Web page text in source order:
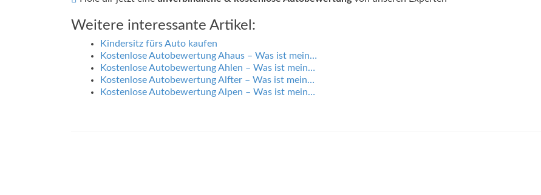
Weitere interessante Artikel:
Kindersitz fürs Auto kaufen
Kostenlose Autobewertung Ahaus – Was ist mein…
Kostenlose Autobewertung Ahlen – Was ist mein…
Kostenlose Autobewertung Alfter – Was ist mein…
Kostenlose Autobewertung Alpen – Was ist mein…